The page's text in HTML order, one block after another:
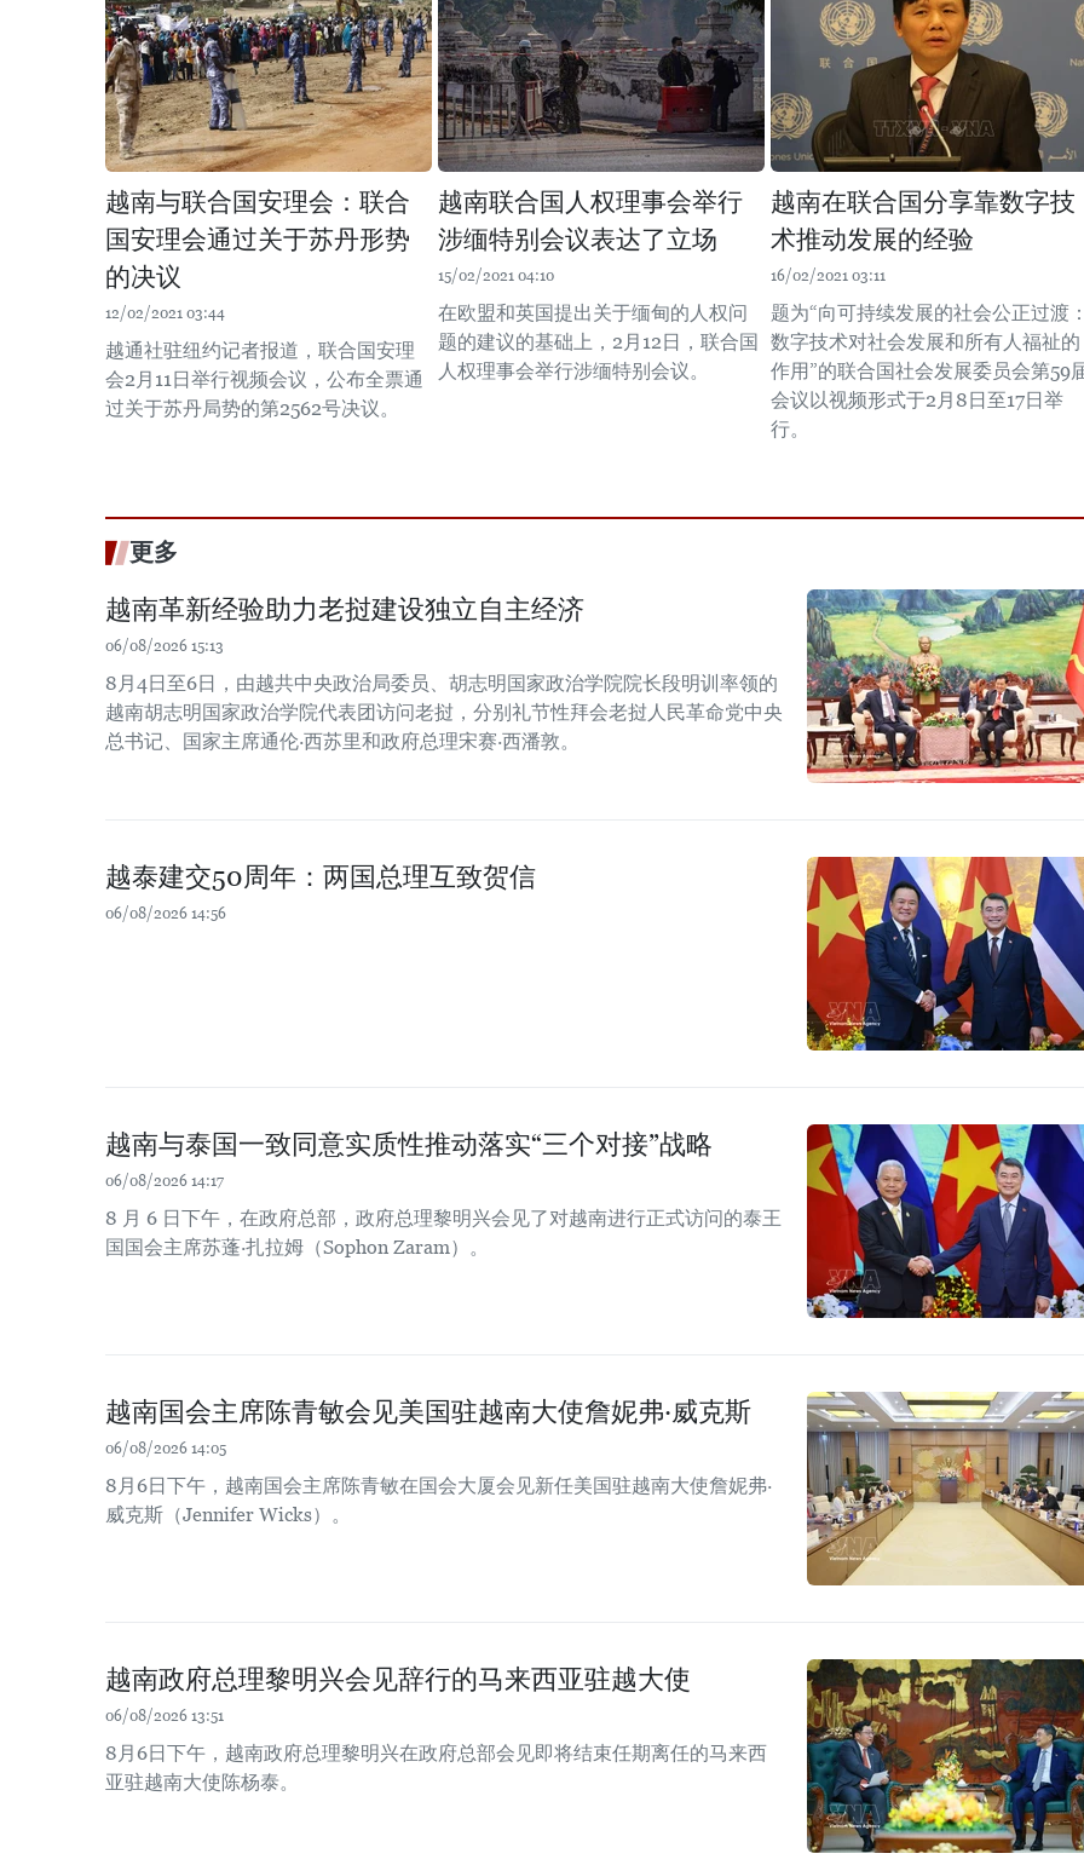
越南与联合国安理会：联合
国安理会通过关于苏丹形势
的决议
12/02/2021 03:44
越通社驻纽约记者报道，联合国安理
会2月11日举行视频会议，公布全票通
过关于苏丹局势的第2562号决议。
越南联合国人权理事会举行
涉缅特别会议表达了立场
15/02/2021 04:10
在欧盟和英国提出关于缅甸的人权问
题的建议的基础上，2月12日，联合国
人权理事会举行涉缅特别会议。
越南在联合国分享靠数字技
术推动发展的经验
16/02/2021 03:11
题为“向可持续发展的社会公正过渡
数字技术对社会发展和所有人福祉的
作用”的联合国社会发展委员会第59
会议以视频形式于2月8日至17日举
行。
更多
越南革新经验助力老挝建设独立自主经济
06/08/2026 15:13
8月4日至6日，由越共中央政治局委员、胡志明国家政治学院院长段明训率领的
越南胡志明国家政治学院代表团访问老挝，分别礼节性拜会老挝人民革命党中央
总书记、国家主席通伦·西苏里和政府总理宋赛·西潘敦。
越泰建交50周年：两国总理互致贺信
06/08/2026 14:56
越南与泰国一致同意实质性推动落实“三个对接”战略
06/08/2026 14:17
8 月 6 日下午，在政府总部，政府总理黎明兴会见了对越南进行正式访问的泰王
国国会主席苏蓬·扎拉姆（Sophon Zaram）。
越南国会主席陈青敏会见美国驻越南大使詹妮弗·威克斯
06/08/2026 14:05
8月6日下午，越南国会主席陈青敏在国会大厦会见新任美国驻越南大使詹妮弗·
威克斯（Jennifer Wicks）。
越南政府总理黎明兴会见辞行的马来西亚驻越大使
06/08/2026 13:51
8月6日下午，越南政府总理黎明兴在政府总部会见即将结束任期离任的马来西
亚驻越南大使陈杨泰。